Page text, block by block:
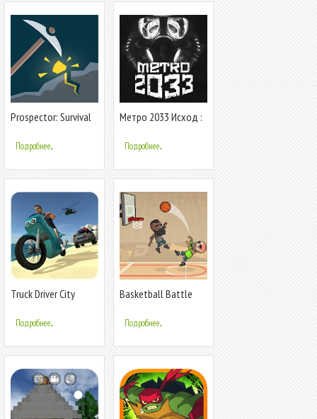
Prospector: Survival
Подробнее...
Метро 2033 Исход :
Хcom 2 Ликвидатор
Подробнее...
Truck Driver City
Подробнее...
Basketball Battle
Подробнее...